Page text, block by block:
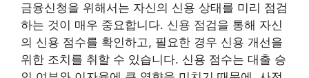
금융신청을 위해서는 자신의 신용 상태를 미리 점검
하는 것이 매우 중요합니다. 신용 점검을 통해 자신
의 신용 점수를 확인하고, 필요한 경우 신용 개선을
위한 조치를 취할 수 있습니다. 신용 점수는 대출 승